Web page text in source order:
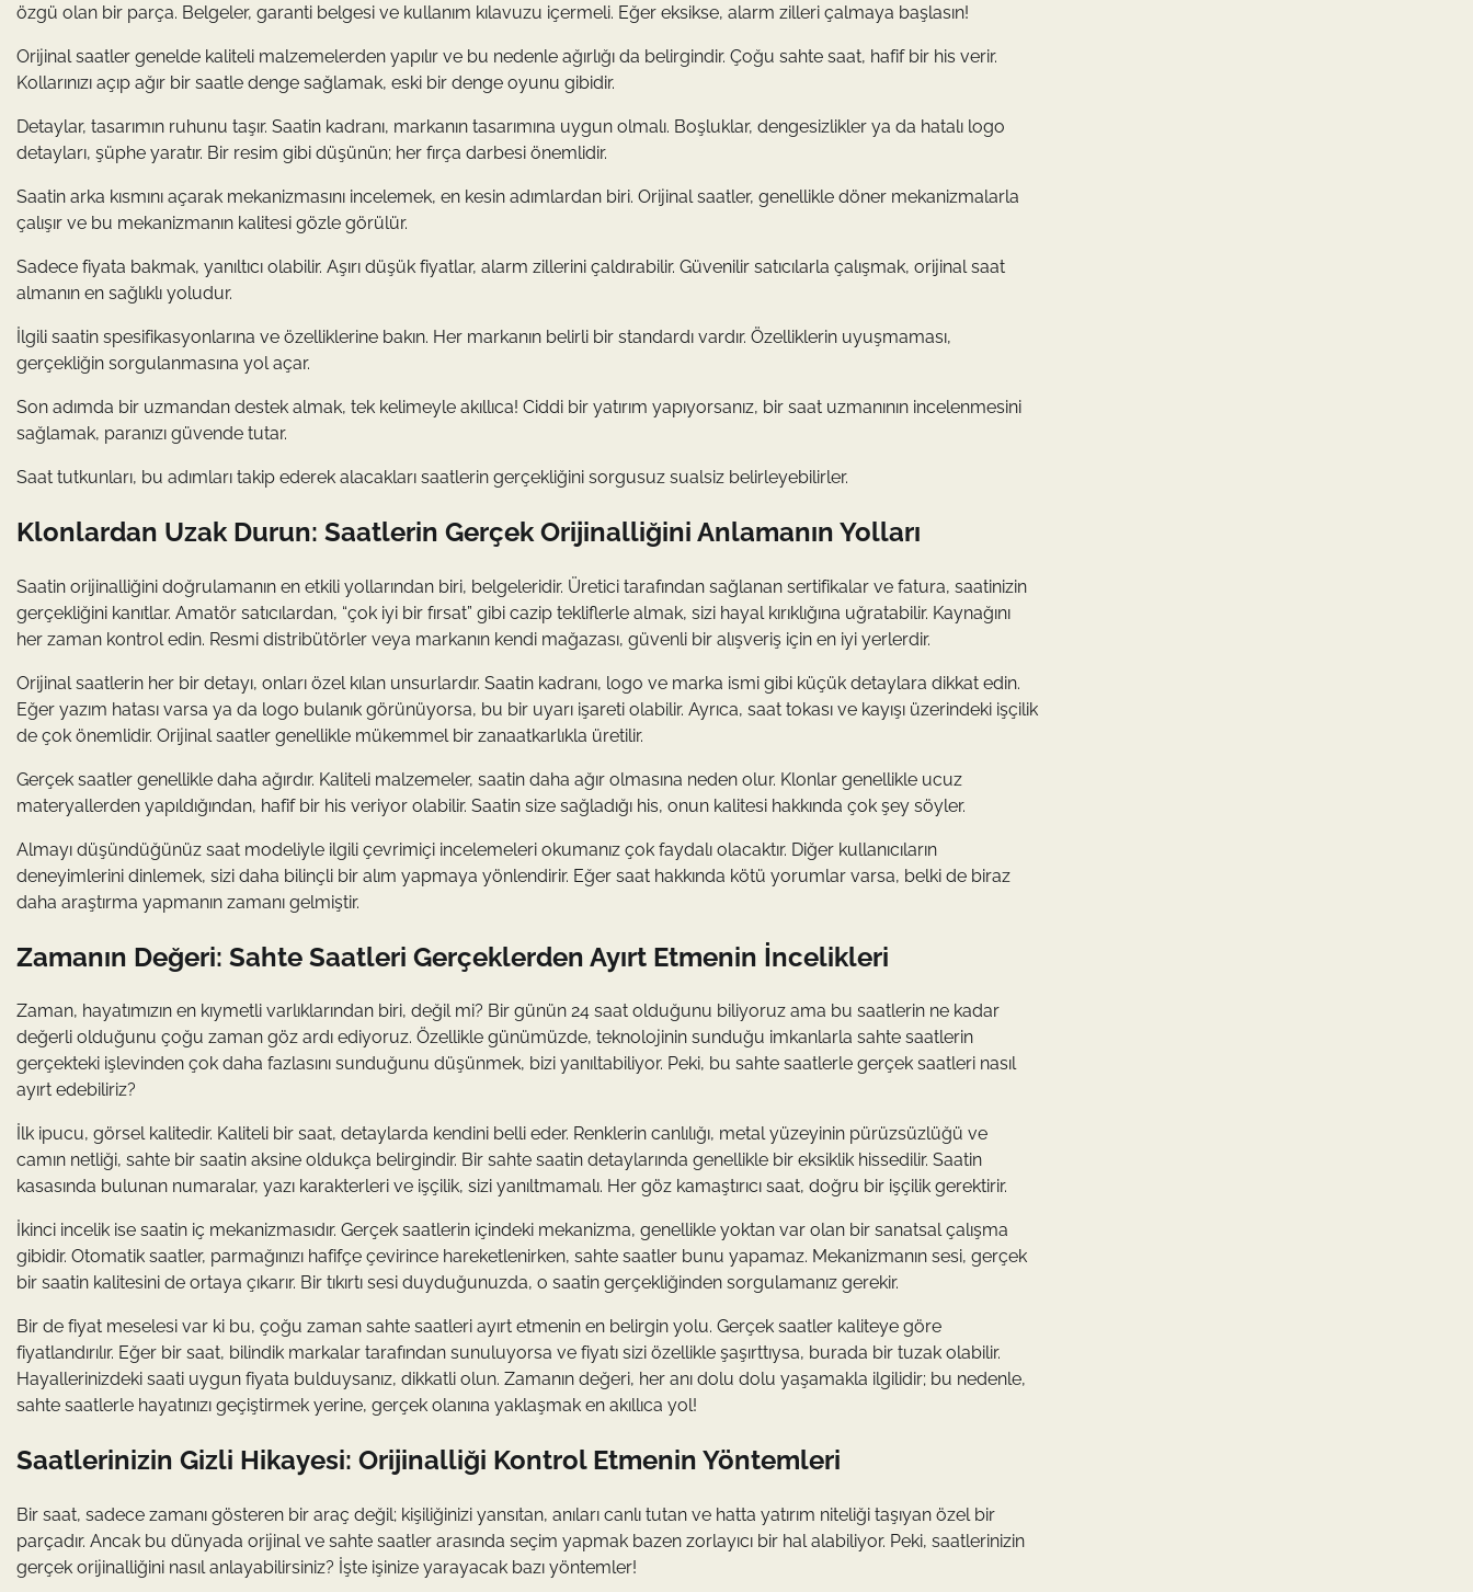
özgü olan bir parça. Belgeler, garanti belgesi ve kullanım kılavuzu içermeli. Eğer eksikse, alarm zilleri çalmaya başlasın!
Orijinal saatler genelde kaliteli malzemelerden yapılır ve bu nedenle ağırlığı da belirgindir. Çoğu sahte saat, hafif bir his verir.
Kollarınızı açıp ağır bir saatle denge sağlamak, eski bir denge oyunu gibidir.
Detaylar, tasarımın ruhunu taşır. Saatin kadranı, markanın tasarımına uygun olmalı. Boşluklar, dengesizlikler ya da hatalı logo
detayları, şüphe yaratır. Bir resim gibi düşünün; her fırça darbesi önemlidir.
Saatin arka kısmını açarak mekanizmasını incelemek, en kesin adımlardan biri. Orijinal saatler, genellikle döner mekanizmalarla
çalışır ve bu mekanizmanın kalitesi gözle görülür.
Sadece fiyata bakmak, yanıltıcı olabilir. Aşırı düşük fiyatlar, alarm zillerini çaldırabilir. Güvenilir satıcılarla çalışmak, orijinal saat
almanın en sağlıklı yoludur.
İlgili saatin spesifikasyonlarına ve özelliklerine bakın. Her markanın belirli bir standardı vardır. Özelliklerin uyuşmaması,
gerçekliğin sorgulanmasına yol açar.
Son adımda bir uzmandan destek almak, tek kelimeyle akıllıca! Ciddi bir yatırım yapıyorsanız, bir saat uzmanının incelenmesini
sağlamak, paranızı güvende tutar.
Saat tutkunları, bu adımları takip ederek alacakları saatlerin gerçekliğini sorgusuz sualsiz belirleyebilirler.
Klonlardan Uzak Durun: Saatlerin Gerçek Orijinalliğini Anlamanın Yolları
Saatin orijinalliğini doğrulamanın en etkili yollarından biri, belgeleridir. Üretici tarafından sağlanan sertifikalar ve fatura, saatinizin
gerçekliğini kanıtlar. Amatör satıcılardan, “çok iyi bir fırsat” gibi cazip tekliflerle almak, sizi hayal kırıklığına uğratabilir. Kaynağını
her zaman kontrol edin. Resmi distribütörler veya markanın kendi mağazası, güvenli bir alışveriş için en iyi yerlerdir.
Orijinal saatlerin her bir detayı, onları özel kılan unsurlardır. Saatin kadranı, logo ve marka ismi gibi küçük detaylara dikkat edin.
Eğer yazım hatası varsa ya da logo bulanık görünüyorsa, bu bir uyarı işareti olabilir. Ayrıca, saat tokası ve kayışı üzerindeki işçilik
de çok önemlidir. Orijinal saatler genellikle mükemmel bir zanaatkarlıkla üretilir.
Gerçek saatler genellikle daha ağırdır. Kaliteli malzemeler, saatin daha ağır olmasına neden olur. Klonlar genellikle ucuz
materyallerden yapıldığından, hafif bir his veriyor olabilir. Saatin size sağladığı his, onun kalitesi hakkında çok şey söyler.
Almayı düşündüğünüz saat modeliyle ilgili çevrimiçi incelemeleri okumanız çok faydalı olacaktır. Diğer kullanıcıların
deneyimlerini dinlemek, sizi daha bilinçli bir alım yapmaya yönlendirir. Eğer saat hakkında kötü yorumlar varsa, belki de biraz
daha araştırma yapmanın zamanı gelmiştir.
Zamanın Değeri: Sahte Saatleri Gerçeklerden Ayırt Etmenin İncelikleri
Zaman, hayatımızın en kıymetli varlıklarından biri, değil mi? Bir günün 24 saat olduğunu biliyoruz ama bu saatlerin ne kadar
değerli olduğunu çoğu zaman göz ardı ediyoruz. Özellikle günümüzde, teknolojinin sunduğu imkanlarla sahte saatlerin
gerçekteki işlevinden çok daha fazlasını sunduğunu düşünmek, bizi yanıltabiliyor. Peki, bu sahte saatlerle gerçek saatleri nasıl
ayırt edebiliriz?
İlk ipucu, görsel kalitedir. Kaliteli bir saat, detaylarda kendini belli eder. Renklerin canlılığı, metal yüzeyinin pürüzsüzlüğü ve
camın netliği, sahte bir saatin aksine oldukça belirgindir. Bir sahte saatin detaylarında genellikle bir eksiklik hissedilir. Saatin
kasasında bulunan numaralar, yazı karakterleri ve işçilik, sizi yanıltmamalı. Her göz kamaştırıcı saat, doğru bir işçilik gerektirir.
İkinci incelik ise saatin iç mekanizmasıdır. Gerçek saatlerin içindeki mekanizma, genellikle yoktan var olan bir sanatsal çalışma
gibidir. Otomatik saatler, parmağınızı hafifçe çevirince hareketlenirken, sahte saatler bunu yapamaz. Mekanizmanın sesi, gerçek
bir saatin kalitesini de ortaya çıkarır. Bir tıkırtı sesi duyduğunuzda, o saatin gerçekliğinden sorgulamanız gerekir.
Bir de fiyat meselesi var ki bu, çoğu zaman sahte saatleri ayırt etmenin en belirgin yolu. Gerçek saatler kaliteye göre
fiyatlandırılır. Eğer bir saat, bilindik markalar tarafından sunuluyorsa ve fiyatı sizi özellikle şaşırttıysa, burada bir tuzak olabilir.
Hayallerinizdeki saati uygun fiyata bulduysanız, dikkatli olun. Zamanın değeri, her anı dolu dolu yaşamakla ilgilidir; bu nedenle,
sahte saatlerle hayatınızı geçiştirmek yerine, gerçek olanına yaklaşmak en akıllıca yol!
Saatlerinizin Gizli Hikayesi: Orijinalliği Kontrol Etmenin Yöntemleri
Bir saat, sadece zamanı gösteren bir araç değil; kişiliğinizi yansıtan, anıları canlı tutan ve hatta yatırım niteliği taşıyan özel bir
parçadır. Ancak bu dünyada orijinal ve sahte saatler arasında seçim yapmak bazen zorlayıcı bir hal alabiliyor. Peki, saatlerinizin
gerçek orijinalliğini nasıl anlayabilirsiniz? İşte işinize yarayacak bazı yöntemler!